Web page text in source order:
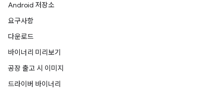
Android 저장소
요구사항
다운로드
바이너리 미리보기
공장 출고 시 이미지
드라이버 바이너리